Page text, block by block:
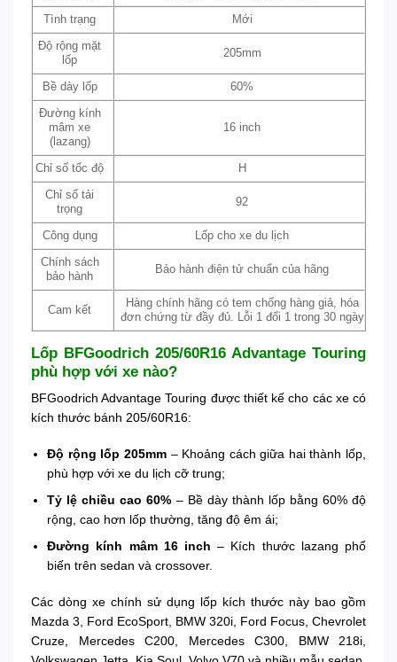
Tình trạng Mới
Độ rộng mặt
lốp
205mm
Bề dày lốp 60%
Đường kính
mâm xe
(lazang)
16 inch
Chỉ số tốc độ H
Chỉ số tải
trọng
92
Công dụng Lốp cho xe du lịch
Chính sách
bảo hành
Bảo hành điện tử chuẩn của hãng
Cam kết
Hàng chính hãng có tem chống hàng giả, hóa
đơn chứng từ đầy đủ. Lỗi 1 đổi 1 trong 30 ngày
Lốp BFGoodrich 205/60R16 Advantage Touring
phù hợp với xe nào?
BFGoodrich Advantage Touring được thiết kế cho các xe có
kích thước bánh 205/60R16:
Độ rộng lốp 205mm– Khoảng cách giữa hai thành lốp,
phù hợp với xe du lịch cỡ trung;
Tỷ lệ chiều cao 60% – Bề dày thành lốp bằng 60% độ
rộng, cao hơn lốp thường, tăng độ êm ái;
Đường kính mâm 16 inch – Kích thước lazang phổ
biến trên sedan và crossover.
Các dòng xe chính sử dụng lốp kích thước này bao gồm
Mazda 3, Ford EcoSport, BMW 320i, Ford Focus, Chevrolet
Cruze, Mercedes C200, Mercedes C300, BMW 218i,